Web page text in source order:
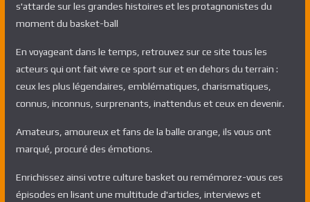
s'attarde sur les grandes histoires et les protagnonistes du
moment du basket-ball
En voyageant dans le temps, retrouvez sur ce site tous les
acteurs qui ont fait vivre ce sport sur et en dehors du terrain :
ceux les plus légendaires, emblématiques, charismatiques,
connus, inconnus, surprenants, inattendus et ceux en devenir.
Amateurs, amoureux et fans de la balle orange, ils vous ont
marqué, procuré des émotions.
Enrichissez ainsi votre culture basket ou remémorez-vous ces
épisodes en lisant une multitude d'articles, interviews et